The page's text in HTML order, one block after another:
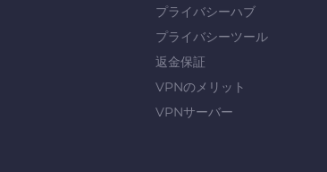
プライバシーハブ
プライバシーツール
返金保証
VPNのメリット
VPNサーバー